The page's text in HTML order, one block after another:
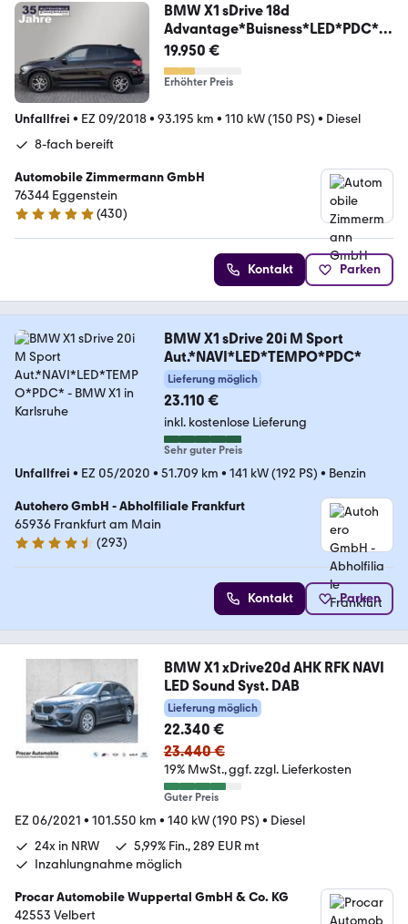
BMW X1 sDrive 18d
Advantage*Buisness*LED*PDC*8-
fach*
19.950 €
Erhöhter Preis
Unfallfrei • EZ 09/2018• 93.195 km • 110 kW (150 PS) • Diesel
8-fach bereift
Automobile Zimmermann GmbH
76344 Eggenstein
4.8 Sterne
(430)
Kontakt Parken
BMW X1 sDrive 20i M Sport
Aut.*NAVI*LED*TEMPO*PDC*
Lieferung möglich
23.110 €
inkl. kostenlose Lieferung
Sehr guter Preis
Unfallfrei • EZ 05/2020 • 51.709 km • 141 kW (192 PS) • Benzin
Autohero GmbH - Abholfiliale Frankfurt
65936 Frankfurt am Main
4.6 Sterne
(293)
Kontakt Parken
BMW X1 xDrive20d AHK RFK NAVI
LED Sound Syst. DAB
Lieferung möglich
22.340 €
23.440 €
19% MwSt. ggf. zzgl. Lieferkosten
Guter Preis
EZ 06/2021 • 101.550 km • 140 kW (190 PS) • Diesel
24x in NRW
5,99% Fin., 289 EUR mt
Inzahlungnahme möglich
Procar Automobile Wuppertal GmbH & Co. KG
42553 Velbert